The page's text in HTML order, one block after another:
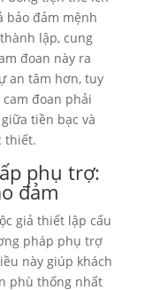
bảo đảm mệnh
lập, cung
đoan này ra
an tâm hơn, tuy
đoan phải
tiền bạc và
thiết.
phụ trợ:
đảm
giả thiết lập cấu
pháp phụ trợ
này giúp khách
phù thống nhất